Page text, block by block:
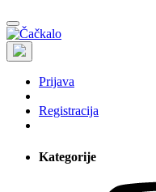
Prijava
Registracija
Kategorije